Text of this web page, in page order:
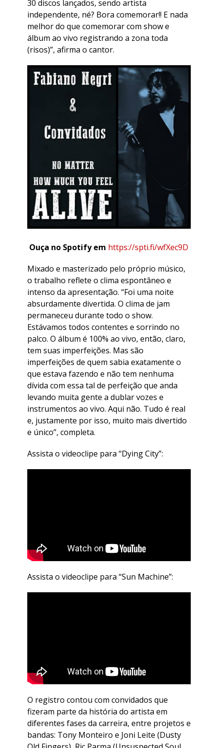
30 discos lançados, sendo artista
independente, né? Bora comemorar!! E nada
melhor do que comemorar com show e
álbum ao vivo registrando a zona toda
(risos)”, afirma o cantor.
Ouça no Spotify em https://spti.fi/wfXec9D​
​Mixado e masterizado pelo próprio músico,
o trabalho reflete o clima espontâneo e
intenso da apresentação. “Foi uma noite
absurdamente divertida. O clima de jam
permaneceu durante todo o show.
Estávamos todos contentes e sorrindo no
palco. O álbum é 100% ao vivo, então, claro,
tem suas imperfeições. Mas são
imperfeições de quem sabia exatamente o
que estava fazendo e não tem nenhuma
dívida com essa tal de perfeição que anda
levando muita gente a dublar vozes e
instrumentos ao vivo. Aqui não. Tudo é real
e, justamente por isso, muito mais divertido
e único”, completa.
Assista o videoclipe para “Dying City”:
Assista o videoclipe para “Sun Machine”:
​O registro contou com convidados que
fizeram parte da história do artista em
diferentes fases da carreira, entre projetos e
bandas: Tony Monteiro e Joni Leite (Dusty